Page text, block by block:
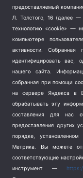
Терроризм (1)
Транспорт (262)
Туризм (178)
Школа и спорт (2)
Экология (8)
Экономика (1172)
предоставляемый
Л. Толстого, 16 (далее —
технологию «cookie» —
компьютере
активности.
Собранная
идентифицировать вас,
нашего сайта.
собранная при помощи
на сервере Яндекса в
обрабатывать эту
составления для нас
предоставления других
порядке,
Метрика.
Вы можете
соответствующие
инструмент —